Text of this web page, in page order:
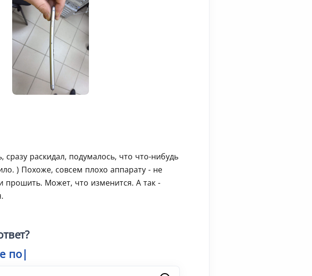
раскидал, подумалось, что что-нибудь
) Похоже, совсем плохо аппарату - не
прошить. Может, что изменится. А так -